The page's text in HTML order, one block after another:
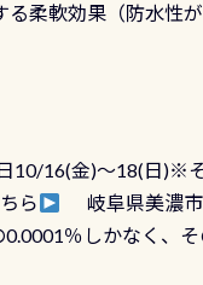
柔軟効果（防水性
つけて水検査して
を送り込む「給気
噛みしてドライス
を機会に是非やっ
10/16(金)～18(日)※
ら
岐阜県美濃市
％しかなく、